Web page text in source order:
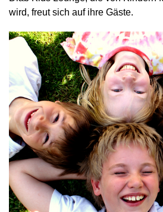
wird, freut sich auf ihre Gäste.